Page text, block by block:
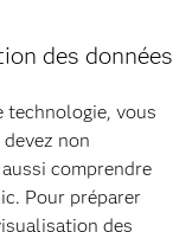
des données
vous
non
comprendre
Pour préparer
des